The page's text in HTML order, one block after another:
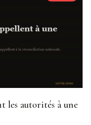
les autorités à une